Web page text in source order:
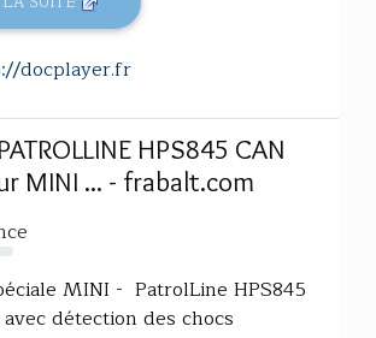
docplayer.fr
HPS845 CAN
MINI ... - frabalt.com
MINI - PatrolLine HPS845
détection des chocs